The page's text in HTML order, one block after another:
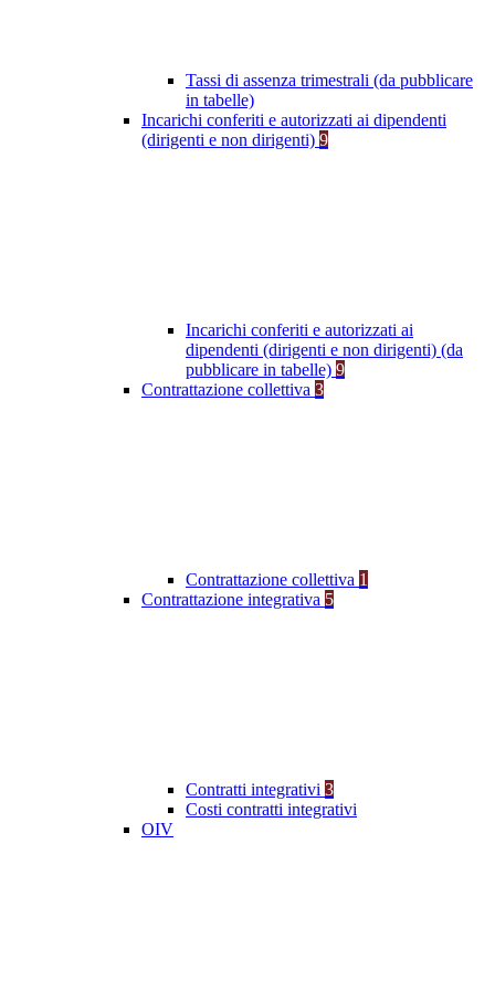
Tassi di assenza trimestrali (da pubblicare
in tabelle)
Incarichi conferiti e autorizzati ai dipendenti
(dirigenti e non dirigenti) 9
Incarichi conferiti e autorizzati ai
dipendenti (dirigenti e non dirigenti) (da
pubblicare in tabelle) 9
Contrattazione collettiva 3
Contrattazione collettiva 1
Contrattazione integrativa 5
Contratti integrativi 3
Costi contratti integrativi
OIV